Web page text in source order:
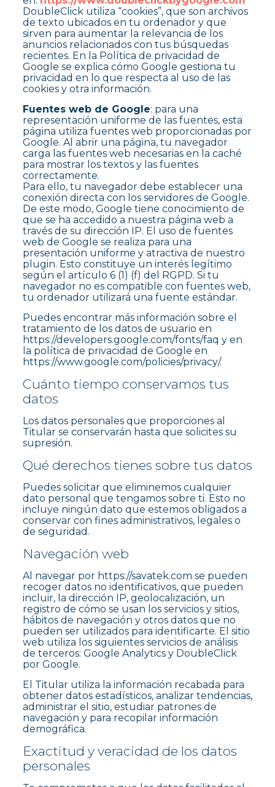
DoubleClick utiliza “cookies”, que son archivos
de texto ubicados en tu ordenador y que
sirven para aumentar la relevancia de los
anuncios relacionados con tus búsquedas
recientes. En la Política de privacidad de
Google se explica cómo Google gestiona tu
privacidad en lo que respecta al uso de las
cookies y otra información.
Fuentes web de Google: para una
representación uniforme de las fuentes, esta
página utiliza fuentes web proporcionadas por
Google. Al abrir una página, tu navegador
carga las fuentes web necesarias en la caché
para mostrar los textos y las fuentes
correctamente.
Para ello, tu navegador debe establecer una
conexión directa con los servidores de Google.
De este modo, Google tiene conocimiento de
que se ha accedido a nuestra página web a
través de su dirección IP. El uso de fuentes
web de Google se realiza para una
presentación uniforme y atractiva de nuestro
plugin. Esto constituye un interés legítimo
según el artículo 6 (1) (f) del RGPD. Si tu
navegador no es compatible con fuentes web,
tu ordenador utilizará una fuente estándar.
Puedes encontrar más información sobre el
tratamiento de los datos de usuario en
https://developers.google.com/fonts/faq y en
la política de privacidad de Google en
https://www.google.com/policies/privacy/.
Cuánto tiempo conservamos tus
datos
Los datos personales que proporciones al
Titular se conservarán hasta que solicites su
supresión.
Qué derechos tienes sobre tus datos
Puedes solicitar que eliminemos cualquier
dato personal que tengamos sobre ti. Esto no
incluye ningún dato que estemos obligados a
conservar con fines administrativos, legales o
de seguridad.
Navegación web
Al navegar por https://savatek.com se pueden
recoger datos no identificativos, que pueden
incluir, la dirección IP, geolocalización, un
registro de cómo se usan los servicios y sitios,
hábitos de navegación y otros datos que no
pueden ser utilizados para identificarte. El sitio
web utiliza los siguientes servicios de análisis
de terceros: Google Analytics y DoubleClick
por Google.
El Titular utiliza la información recabada para
obtener datos estadísticos, analizar tendencias,
administrar el sitio, estudiar patrones de
navegación y para recopilar información
demográfica.
Exactitud y veracidad de los datos
personales